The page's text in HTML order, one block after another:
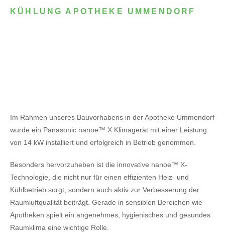
KÜHLUNG APOTHEKE UMMENDORF
Im Rahmen unseres Bauvorhabens in der Apotheke Ummendorf
wurde ein Panasonic nanoe™ X Klimagerät mit einer Leistung
von 14 kW installiert und erfolgreich in Betrieb genommen.
Besonders hervorzuheben ist die innovative nanoe™ X-
Technologie, die nicht nur für einen effizienten Heiz- und
Kühlbetrieb sorgt, sondern auch aktiv zur Verbesserung der
Raumluftqualität beiträgt. Gerade in sensiblen Bereichen wie
Apotheken spielt ein angenehmes, hygienisches und gesundes
Raumklima eine wichtige Rolle.